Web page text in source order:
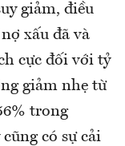
giảm, điều
xấu đã và
cực đối với tỷ
giảm nhẹ từ
trong
có sự cải